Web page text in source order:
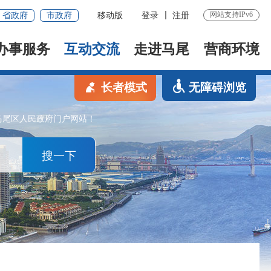
省政府 市政府 移动版 登录 注册 网站支持IPv6
事服务 互动交流 走进马尾 营商环境
区人民政府门户网站！
搜一下
长者模式 无障碍浏览